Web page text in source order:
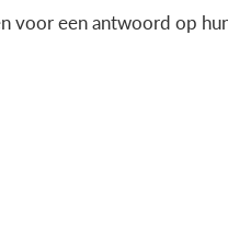
voor een antwoord op